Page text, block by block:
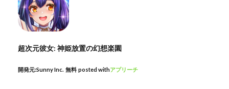
超次元彼女: 神姫放置の幻想楽園
開発元:Sunny Inc. 無料 posted withアプリーチ